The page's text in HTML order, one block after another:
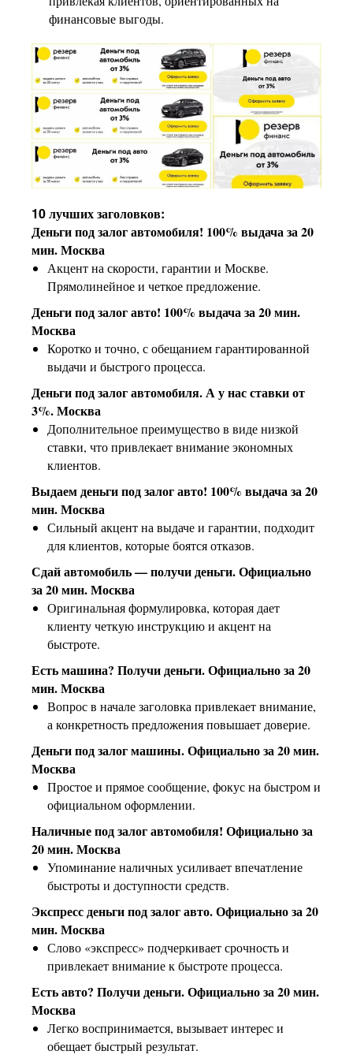
финансовые выгоды.
10 лучших заголовков:
Деньги под залог автомобиля! 100% выдача за 20
мин. Москва
Акцент на скорости, гарантии и Москве.
Прямолинейное и четкое предложение.
Деньги под залог авто! 100% выдача за 20 мин.
Москва
Коротко и точно, с обещанием гарантированной
выдачи и быстрого процесса.
Деньги под залог автомобиля. А у нас ставки от
3%. Москва
Дополнительное преимущество в виде низкой
ставки, что привлекает внимание экономных
клиентов.
Выдаем деньги под залог авто! 100% выдача за 20
мин. Москва
Сильный акцент на выдаче и гарантии, подходит
для клиентов, которые боятся отказов.
Сдай автомобиль — получи деньги. Официально
за 20 мин. Москва
Оригинальная формулировка, которая дает
клиенту четкую инструкцию и акцент на
быстроте.
Есть машина? Получи деньги. Официально за 20
мин. Москва
Вопрос в начале заголовка привлекает внимание,
а конкретность предложения повышает доверие.
Деньги под залог машины. Официально за 20 мин.
Москва
Простое и прямое сообщение, фокус на быстром и
официальном оформлении.
Наличные под залог автомобиля! Официально за
20 мин. Москва
Упоминание наличных усиливает впечатление
быстроты и доступности средств.
Экспресс деньги под залог авто. Официально за 20
мин. Москва
Слово «экспресс» подчеркивает срочность и
привлекает внимание к быстроте процесса.
Есть авто? Получи деньги. Официально за 20 мин.
Москва
Легко воспринимается, вызывает интерес и
обещает быстрый результат.